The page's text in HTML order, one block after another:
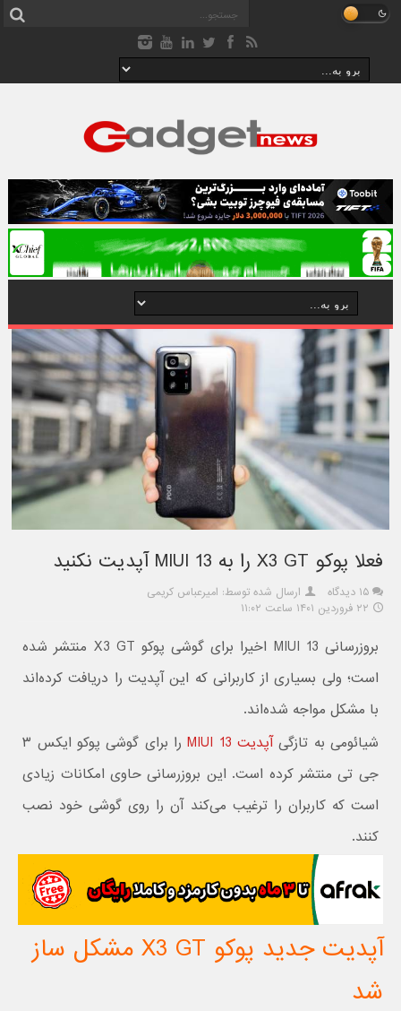
فعلا پوکو X3 GT را به MIUI 13 آپدیت نکنید
۱۵ دیدگاه
ارسال شده توسط: امیرعباس کریمی
۲۲ فروردین ۱۴۰۱ ساعت ۱۱:۰۲
بروزرسانی MIUI 13 اخیرا برای گوشی پوکو X3 GT منتشر شده
است؛ ولی بسیاری از کاربرانی که این آپدیت را دریافت کرده‌اند
با مشکل مواجه شده‌اند.
شیائومی به تازگیآپدیت MIUI 13
را برای گوشی پوکو ایکس ۳
جی تی منتشر کرده است. این بروزرسانی حاوی امکانات زیادی
است که کاربران را ترغیب می‌کند آن را روی گوشی خود نصب
کنند.
آپدیت جدید پوکو X3 GT مشکل ساز
شد